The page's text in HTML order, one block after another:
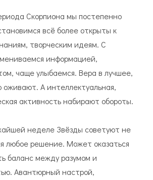
Скорпиона мы постепенно
всё более открыты к
творческим идеям. С
информацией,
чаще улыбаемся. Вера в лучшее,
оживают. А интеллектуальная,
активность набирают обороты.
неделе Звёзды советуют не
любое решение. Может оказаться
баланс между разумом и
Авантюрный настрой,